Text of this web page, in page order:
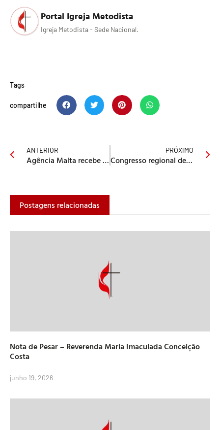
Portal Igreja Metodista
Igreja Metodista - Sede Nacional.
Tags
compartilhe
ANTERIOR
Agência Malta recebe inscrições para o Projeto Panamá
PRÓXIMO
Congresso regional de missões 2016
Postagens relacionadas
Nota de Pesar – Reverenda Maria Imaculada Conceição
Costa
junho 19, 2026